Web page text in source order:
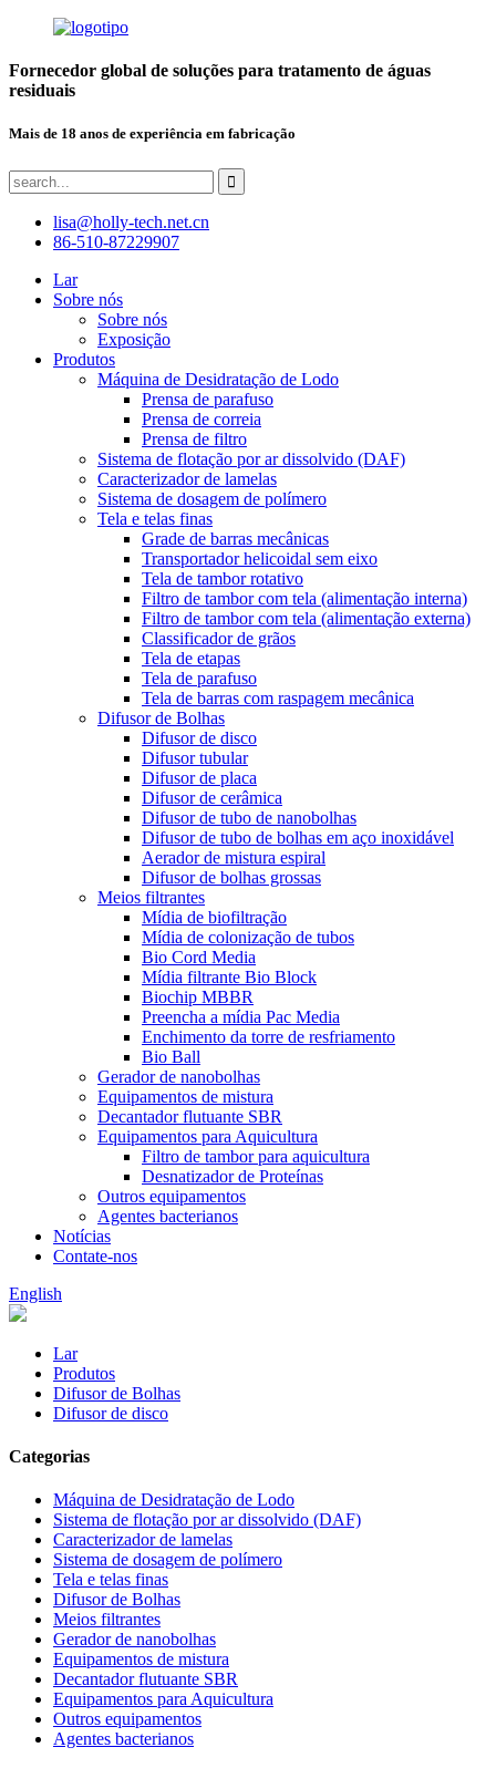
Fornecedor global de soluções para tratamento de águas
residuais
Mais de 18 anos de experiência em fabricação
lisa@holly-tech.net.cn
86-510-87229907
Lar
Sobre nós
Sobre nós
Exposição
Produtos
Máquina de Desidratação de Lodo
Prensa de parafuso
Prensa de correia
Prensa de filtro
Sistema de flotação por ar dissolvido (DAF)
Caracterizador de lamelas
Sistema de dosagem de polímero
Tela e telas finas
Grade de barras mecânicas
Transportador helicoidal sem eixo
Tela de tambor rotativo
Filtro de tambor com tela (alimentação interna)
Filtro de tambor com tela (alimentação externa)
Classificador de grãos
Tela de etapas
Tela de parafuso
Tela de barras com raspagem mecânica
Difusor de Bolhas
Difusor de disco
Difusor tubular
Difusor de placa
Difusor de cerâmica
Difusor de tubo de nanobolhas
Difusor de tubo de bolhas em aço inoxidável
Aerador de mistura espiral
Difusor de bolhas grossas
Meios filtrantes
Mídia de biofiltração
Mídia de colonização de tubos
Bio Cord Media
Mídia filtrante Bio Block
Biochip MBBR
Preencha a mídia Pac Media
Enchimento da torre de resfriamento
Bio Ball
Gerador de nanobolhas
Equipamentos de mistura
Decantador flutuante SBR
Equipamentos para Aquicultura
Filtro de tambor para aquicultura
Desnatizador de Proteínas
Outros equipamentos
Agentes bacterianos
Notícias
Contate-nos
English
Lar
Produtos
Difusor de Bolhas
Difusor de disco
Categorias
Máquina de Desidratação de Lodo
Sistema de flotação por ar dissolvido (DAF)
Caracterizador de lamelas
Sistema de dosagem de polímero
Tela e telas finas
Difusor de Bolhas
Meios filtrantes
Gerador de nanobolhas
Equipamentos de mistura
Decantador flutuante SBR
Equipamentos para Aquicultura
Outros equipamentos
Agentes bacterianos